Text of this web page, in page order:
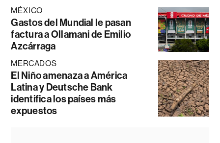
MÉXICO
Gastos del Mundial le pasan
factura a Ollamani de Emilio
Azcárraga
MERCADOS
El Niño amenaza a América
Latina y Deutsche Bank
identifica los países más
expuestos